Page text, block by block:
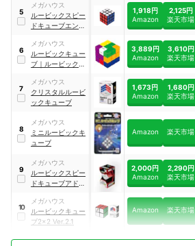
5
メガハウス
ルービックスピー
ドキューブエント
1,918円
Amazon
2,125円
楽天市場
6
メガハウス
ルービックキュー
ブ ｜ ルービックキ
3,889円
Amazon
3,610円
楽天市場
7
メガハウス
クリスタルルービ
ックキューブ
1,673円
Amazon
1,680円
楽天市場
8
メガハウス
ミニルービックキ
ューブ
Amazon 楽天市場
9
メガハウス
ルービックスピー
ドキューブアドバ
2,000円
Amazon
2,290円
楽天市場
10
メガハウス
ルービックキュー
ブ2×2 Ver.2.1
Amazon 楽天市場